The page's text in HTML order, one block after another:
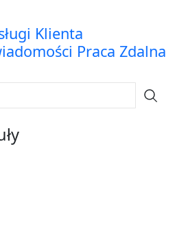
Klienta
Praca Zdalna